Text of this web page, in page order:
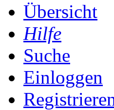
Übersicht
Hilfe
Suche
Einloggen